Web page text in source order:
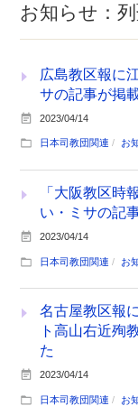
お知らせ：
広島教区報に
サの記事が掲
2023/04/14
日本司教団関連 お
「大阪教区時
い・ミサの記
2023/04/14
日本司教団関連 お
名古屋教区報
ト高山右近殉
た
2023/04/14
日本司教団関連 お